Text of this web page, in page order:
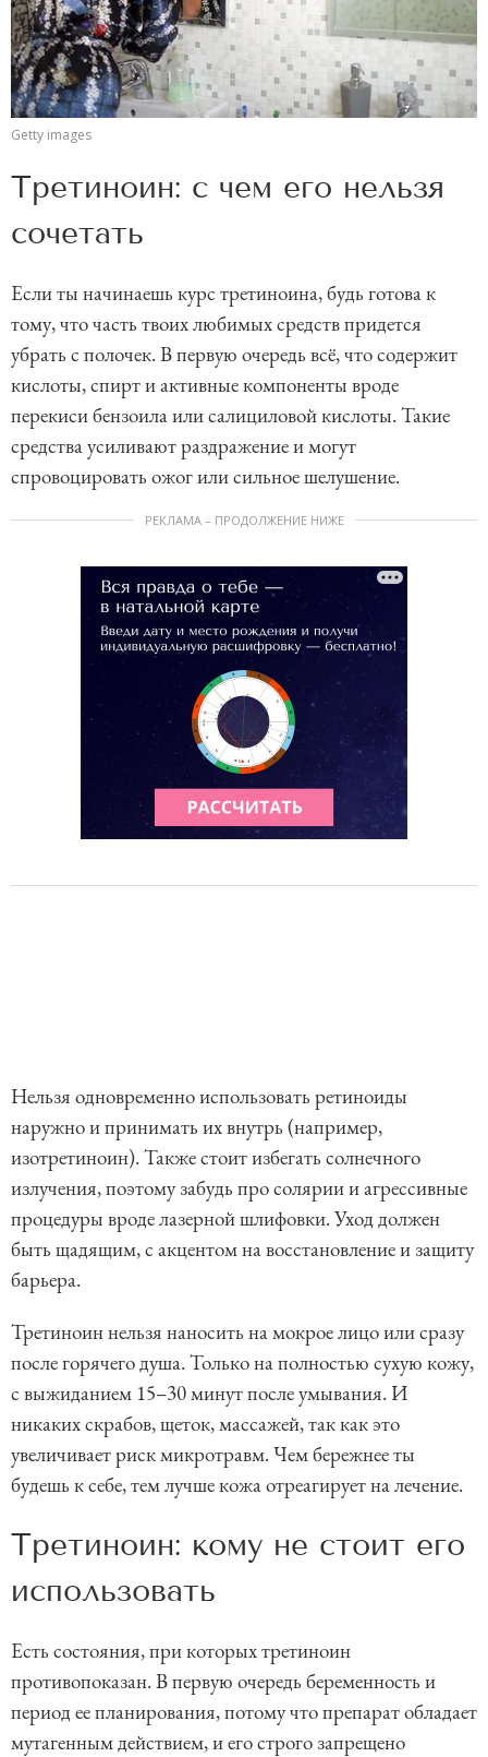
Getty images
Третиноин: с чем его нельзя
сочетать
Если ты начинаешь курс третиноина, будь готова к
тому, что часть твоих любимых средств придется
убрать с полочек. В первую очередь всё, что содержит
кислоты, спирт и активные компоненты вроде
перекиси бензоила или салициловой кислоты. Такие
средства усиливают раздражение и могут
спровоцировать ожог или сильное шелушение.
РЕКЛАМА – ПРОДОЛЖЕНИЕ НИЖЕ
Нельзя одновременно использовать ретиноиды
наружно и принимать их внутрь (например,
изотретиноин). Также стоит избегать солнечного
излучения, поэтому забудь про солярии и агрессивные
процедуры вроде лазерной шлифовки. Уход должен
быть щадящим, с акцентом на восстановление и защиту
барьера.
Третиноин нельзя наносить на мокрое лицо или сразу
после горячего душа. Только на полностью сухую кожу,
с выжиданием 15–30 минут после умывания. И
никаких скрабов, щеток, массажей, так как это
увеличивает риск микротравм. Чем бережнее ты
будешь к себе, тем лучше кожа отреагирует на лечение.
Третиноин: кому не стоит его
использовать
Есть состояния, при которых третиноин
противопоказан. В первую очередь беременность и
период ее планирования, потому что препарат обладает
мутагенным действием, и его строго запрещено